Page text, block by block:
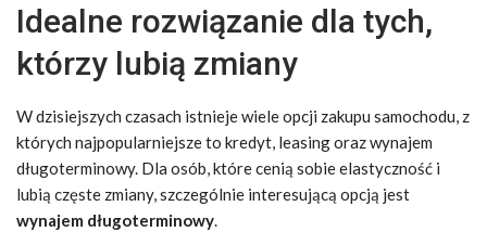
Idealne rozwiązanie dla tych,
którzy lubią zmiany
W dzisiejszych czasach istnieje wiele opcji zakupu samochodu, z
których najpopularniejsze to kredyt, leasing oraz wynajem
długoterminowy. Dla osób, które cenią sobie elastyczność i
lubią częste zmiany, szczególnie interesującą opcją jest
wynajem długoterminowy.